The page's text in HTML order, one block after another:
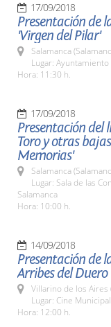
17/09/2018
Presentación de
'Virgen del Pilar'
Salamanca
Lugar:
Hora: 11:30 h.
17/09/2018
Presentación del
Toro y otras
Memorias'
Salamanca
Lugar: Sala de las
Salamanca
Hora: 10:00 h.
14/09/2018
Presentación de
Arribes del Duero
Villarino de los Aires
Lugar: Cine Municipal
Hora: 12:00 h.